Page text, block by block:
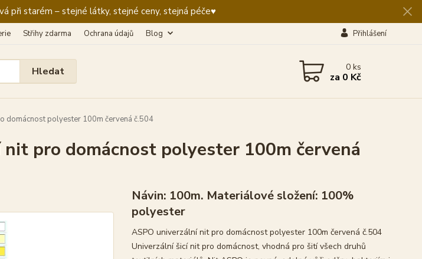
při starém – stejné látky, stejné ceny, stejná péče♥️
Střihy zdarma Ochrana údajů Blog Přihlášení
Hledat 0ks
za 0 Kč
domácnost polyester 100m červená č.504
pro domácnost polyester 100m červená
Návin: 100m. Materiálové složení: 100%
polyester
ASPO univerzální nit pro domácnost polyester 100m červená č.504
Univerzální šicí nit pro domácnost, vhodná pro šití všech druhů